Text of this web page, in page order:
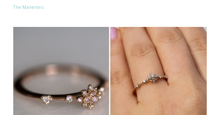
The Manerovs